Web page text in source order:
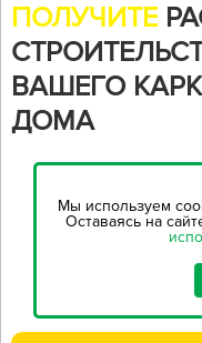
ПОЛУЧИТЕ
ВАШЕГО
ДОМА
Воспользуйтесь
онлайн-
рассчитать
Мы используем
Оставаясь на